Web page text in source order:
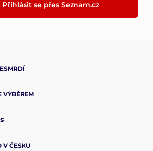
Přihlásit se přes Seznam.cz
VÝBĚREM
V ČESKU